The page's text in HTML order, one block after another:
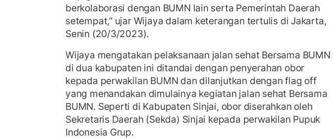
berkolaborasi dengan BUMN lain serta Pemerintah Daerah
setempat,” ujar Wijaya dalam keterangan tertulis di Jakarta,
Senin (20/3/2023).
Wijaya mengatakan pelaksanaan jalan sehat Bersama BUMN
di dua kabupaten ini ditandai dengan penyerahan obor
kepada perwakilan BUMN dan dilanjutkan dengan flag off
yang menandakan dimulainya kegiatan jalan sehat Bersama
BUMN. Seperti di Kabupaten Sinjai, obor diserahkan oleh
Sekretaris Daerah (Sekda) Sinjai kepada perwakilan Pupuk
Indonesia Grup.